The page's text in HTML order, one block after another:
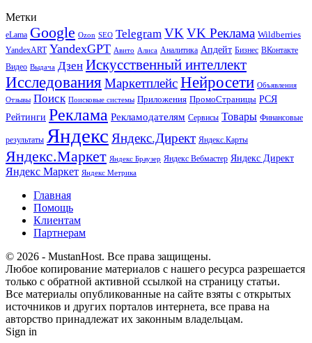
Метки
eLama Google Ozon SEO Telegram VK VK Реклама Wildberries
YandexART YandexGPT Авито Алиса Аналитика Апдейт Бизнес ВКонтакте
Видео Выдача Дзен Искусственный интеллект
Исследования МаркетплейсНейросети Объявления
Отзывы Поиск Поисковые системы Приложения ПромоСтраницы РСЯ
Рейтинги Реклама Рекламодателям Сервисы Товары Финансовые
результаты Яндекс Яндекс.Директ Яндекс.Карты
Яндекс.Маркет Яндекс Браузер Яндекс Вебмастер Яндекс Директ
Яндекс Маркет Яндекс Метрика
Главная
Помощь
Клиентам
Партнерам
© 2026 - MustanHost. Все права защищены.
Любое копирование материалов с нашего ресурса разрешается
только с обратной активной ссылкой на страницу статьи.
Все материалы опубликованные на сайте взяты с открытых
источников и других порталов интернета, все права на
авторство принадлежат их законным владельцам.
Sign in